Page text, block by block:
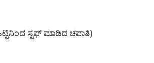
ಸ್ಟಫ್ ಮಾಡಿದ ಚಪಾತಿ)